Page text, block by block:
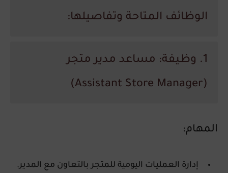
الوظائف المتاحة وتفاصيلها:
1. وظيفة: مساعد مدير متجر
(Assistant Store Manager)
المهام:
إدارة العمليات اليومية للمتجر بالتعاون مع المدير.